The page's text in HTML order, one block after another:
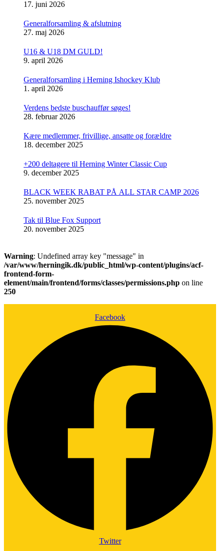
17. juni 2026
Generalforsamling & afslutning
27. maj 2026
U16 & U18 DM GULD!
9. april 2026
Generalforsamling i Herning Ishockey Klub
1. april 2026
Verdens bedste buschauffør søges!
28. februar 2026
Kære medlemmer, frivillige, ansatte og forældre
18. december 2025
+200 deltagere til Herning Winter Classic Cup
9. december 2025
BLACK WEEK RABAT PÅ ALL STAR CAMP 2026
25. november 2025
Tak til Blue Fox Support
20. november 2025
Warning: Undefined array key "message" in
/var/www/herningik.dk/public_html/wp-content/plugins/acf-
frontend-form-
element/main/frontend/forms/classes/permissions.php on line
250
Facebook
Twitter